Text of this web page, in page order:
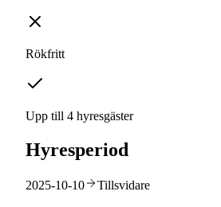
Rökfritt
Upp till 4 hyresgäster
Hyresperiod
2025-10-10 Tillsvidare